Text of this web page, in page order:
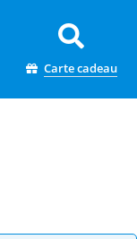
Carte cadeau